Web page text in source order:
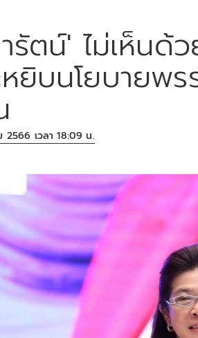
รัตน์' ไม่เห็นด้
ยิบนโยบายพร
2566 เวลา 18:09 น.